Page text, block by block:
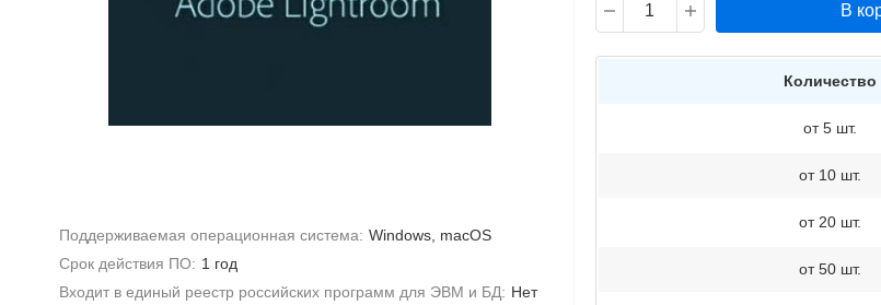
Поддерживаемая операционная система: Windows, macOS
Срок действия ПО: 1 год
Входит в единый реестр российских программ для ЭВМ и БД: Нет
В
Количество
от 5 шт.
от 10 шт.
от 20 шт.
от 50 шт.